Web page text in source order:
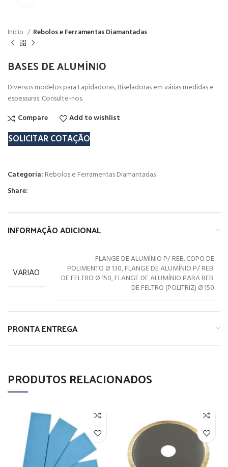
Início Rebolos e Ferramentas Diamantadas
BASES DE ALUMÍNIO
Diversos modelos para Lapidadoras, Biseladoras em várias medidas e
espessuras. Consulte-nos.
Compare
Add to wishlist
SOLICITAR COTAÇÃO
Categoria: Rebolos e Ferramentas Diamantadas
Share:
INFORMAÇÃO ADICIONAL
VARIAO
FLANGE DE ALUMÍNIO P/ REB. COPO DE
POLIMENTO Ø 130, FLANGE DE ALUMÍNIO P/ REB.
DE FELTRO Ø 150, FLANGE DE ALUMÍNIO PARA REB.
DE FELTRO (POLITRIZ) Ø 150
PRONTA ENTREGA
PRODUTOS RELACIONADOS